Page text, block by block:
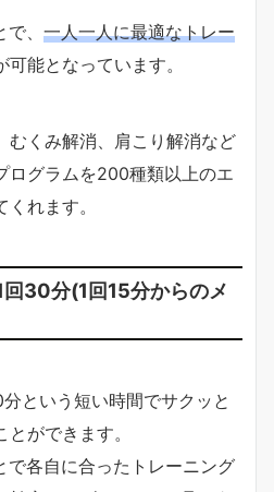
、 一人一人に最適なトレー
可能となっています。
むくみ解消、肩こり解消など
ログラムを200種類以上のエ
れます。
回30分(1回15分からのメ
という短い時間でサクッと
ができます。
で各自に合ったトレーニング